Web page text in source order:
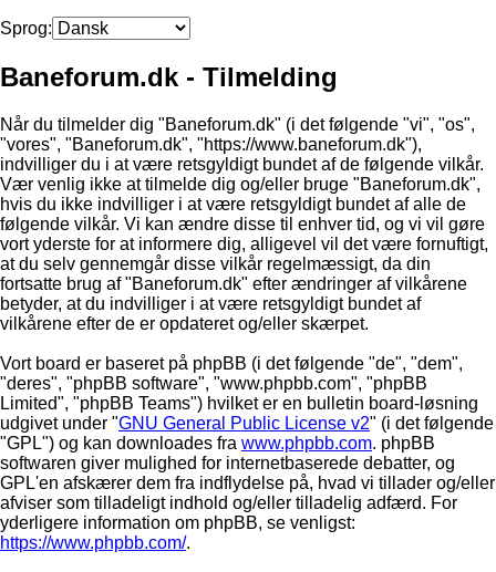
Sprog:
Baneforum.dk - Tilmelding
Når du tilmelder dig "Baneforum.dk" (i det følgende "vi", "os",
"vores", "Baneforum.dk", "https://www.baneforum.dk"),
indvilliger du i at være retsgyldigt bundet af de følgende vilkår.
Vær venlig ikke at tilmelde dig og/eller bruge "Baneforum.dk",
hvis du ikke indvilliger i at være retsgyldigt bundet af alle de
følgende vilkår. Vi kan ændre disse til enhver tid, og vi vil gøre
vort yderste for at informere dig, alligevel vil det være fornuftigt,
at du selv gennemgår disse vilkår regelmæssigt, da din
fortsatte brug af "Baneforum.dk" efter ændringer af vilkårene
betyder, at du indvilliger i at være retsgyldigt bundet af
vilkårene efter de er opdateret og/eller skærpet.
Vort board er baseret på phpBB (i det følgende "de", "dem",
"deres", "phpBB software", "www.phpbb.com", "phpBB
Limited", "phpBB Teams") hvilket er en bulletin board-løsning
udgivet under "GNU General Public License v2" (i det følgende
"GPL") og kan downloades fra www.phpbb.com. phpBB
softwaren giver mulighed for internetbaserede debatter, og
GPL'en afskærer dem fra indflydelse på, hvad vi tillader og/eller
afviser som tilladeligt indhold og/eller tilladelig adfærd. For
yderligere information om phpBB, se venligst:
https://www.phpbb.com/.